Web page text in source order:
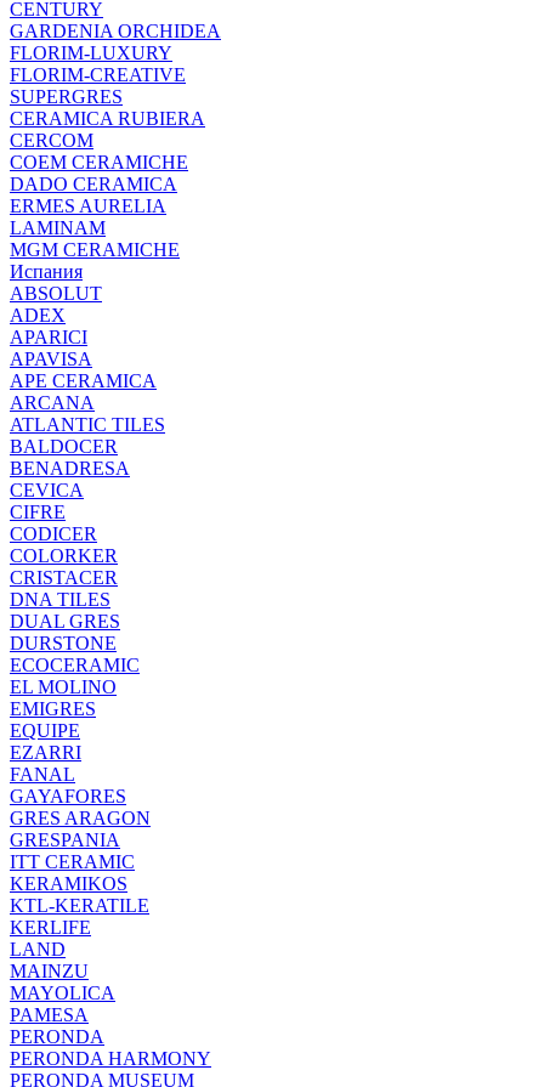
CENTURY
GARDENIA ORCHIDEA
FLORIM-LUXURY
FLORIM-CREATIVE
SUPERGRES
CERAMICA RUBIERA
CERCOM
COEM CERAMICHE
DADO CERAMICA
ERMES AURELIA
LAMINAM
MGM CERAMICHE
Испания
ABSOLUT
ADEX
APARICI
APAVISA
APE CERAMICA
ARCANA
ATLANTIC TILES
BALDOCER
BENADRESA
CEVICA
CIFRE
CODICER
COLORKER
CRISTACER
DNA TILES
DUAL GRES
DURSTONE
ECOCERAMIC
EL MOLINO
EMIGRES
EQUIPE
EZARRI
FANAL
GAYAFORES
GRES ARAGON
GRESPANIA
ITT CERAMIC
KERAMIKOS
KTL-KERATILE
KERLIFE
LAND
MAINZU
MAYOLICA
PAMESA
PERONDA
PERONDA HARMONY
PERONDA MUSEUM